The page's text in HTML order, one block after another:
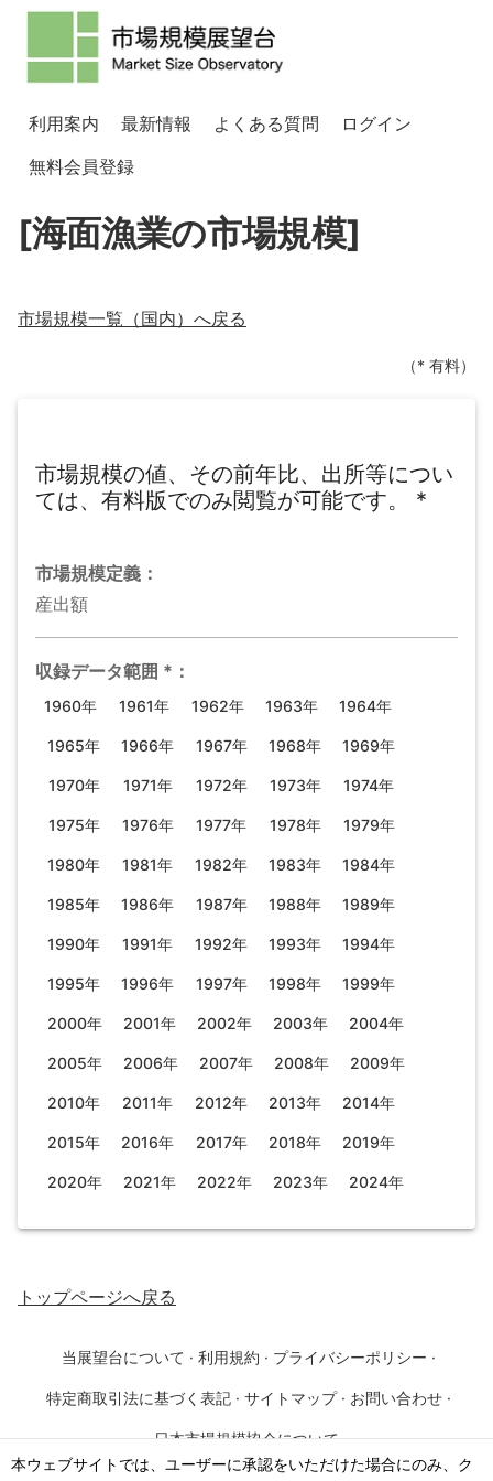
本ウェブサイトでは、ユーザーに承認をいただけた場合にのみ、ク
利用案内 最新情報 よくある質問
ログイン
無料会員登録
[海面漁業の市場規模]
市場規模一覧（国内）へ戻る
（* 有料）
市場規模の値、その前年比、出所等につい
ては、有料版でのみ閲覧が可能です。
*
市場規模定義：
産出額
収録データ範囲 * ：
1960年 1961年 1962年 1963年 1964年
1965年 1966年 1967年 1968年 1969年
1970年 1971年 1972年 1973年 1974年
1975年 1976年 1977年 1978年 1979年
1980年 1981年 1982年 1983年 1984年
1985年 1986年 1987年 1988年 1989年
1990年 1991年 1992年 1993年 1994年
1995年 1996年 1997年 1998年 1999年
2000年 2001年 2002年 2003年 2004年
2005年 2006年 2007年 2008年 2009年
2010年 2011年 2012年 2013年 2014年
2015年 2016年 2017年 2018年 2019年
2020年 2021年 2022年 2023年 2024年
トップページへ戻る
当展望台について · 利用規約 · プライバシーポリシー ·
特定商取引法に基づく表記 · サイトマップ · お問い合わせ ·
日本市場規模協会について